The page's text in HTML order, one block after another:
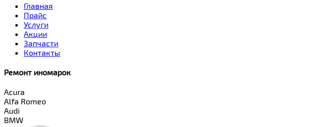
Главная
Прайс
Услуги
Акции
Запчасти
Контакты
Ремонт иномарок
Acura
Alfa Romeo
Audi
BMW